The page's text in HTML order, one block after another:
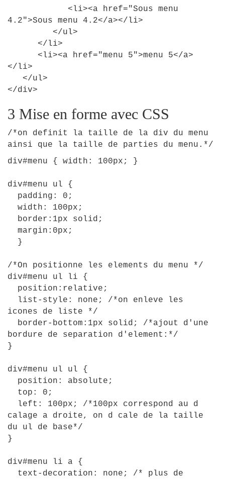
<li><a href="Sous menu
4.2">Sous menu 4 . 2</a></li>
</ul>
</li>
<li><a href="menu 5">menu 5</a>
</li>
</ul>
</div>
3 Mise en forme avec CSS
/*on definit la taille de la div du menu
ainsi que la taille de parties du menu.*/
div#menu { width : 100px ; }
div#menu ul
{
padding : 0 ;
width : 100px ;
border : 1px solid ;
margin : 0px ;
}
/*On positionne les elements du menu */
div#menu ul li
{
position : relative ;
list-style : none ;
/*on enleve les
icones de liste */
border-bottom : 1px solid ;
/*ajout d'une
bordure de separation d'element:*/
}
div#menu ul ul
{
position : absolute ;
top : 0 ;
left : 100px ;
/*100px correspond au d
calage a droite, on d cale de la taille
du ul de base*/
}
div#menu li a
{
text-decoration : none ;
/* plus de